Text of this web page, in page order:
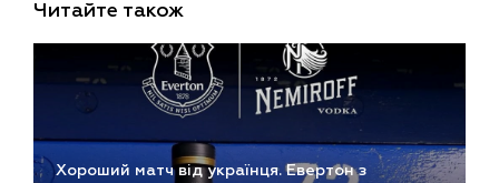
Читайте також
Хороший матч від українця. Евертон з